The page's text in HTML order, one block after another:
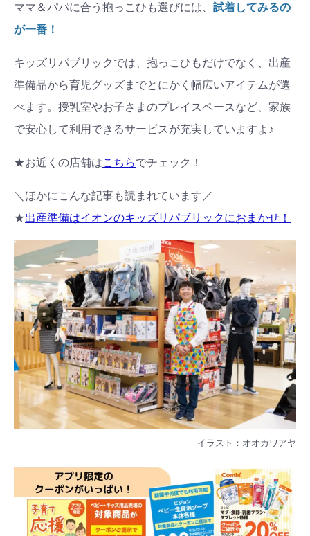
ママ＆パパに合う抱っこひも選びには、 試着してみるの
が一番！
キッズリパブリックでは、抱っこひもだけでなく、出産
準備品から育児グッズまでとにかく幅広いアイテムが選
べます。授乳室やお子さまのプレイスペースなど、家族
で安心して利用できるサービスが充実していますよ♪
★お近くの店舗はこちらでチェック！
＼ほかにこんな記事も読まれています／
★出産準備はイオンのキッズリパブリックにおまかせ！
イラスト：オオカワアヤ